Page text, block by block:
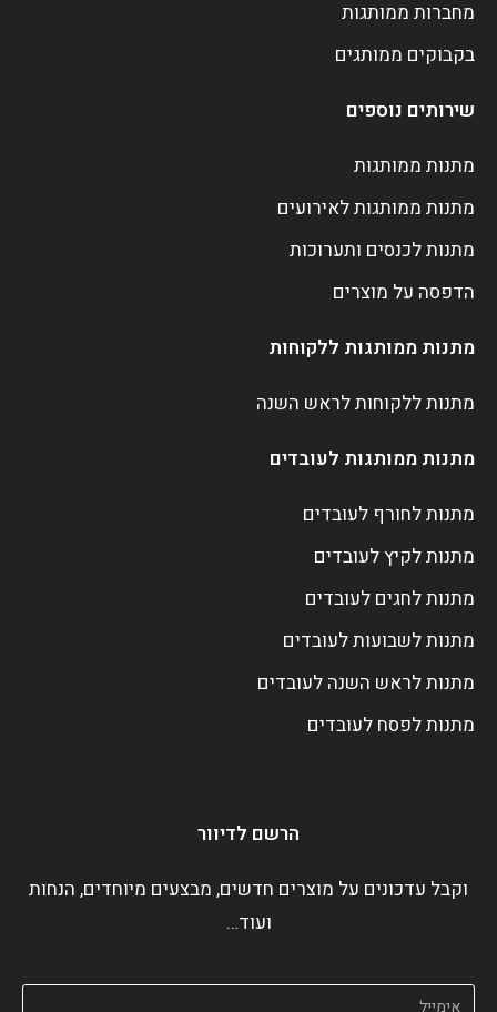
מחברות ממותגות
בקבוקים ממותגים
שירותים נוספים
מתנות ממותגות
מתנות ממותגות לאירועים
מתנות לכנסים ותערוכות
הדפסה על מוצרים
מתנות ממותגות ללקוחות
מתנות ללקוחות לראש השנה
מתנות ממותגות לעובדים
מתנות לחורף לעובדים
מתנות לקיץ לעובדים
מתנות לחגים לעובדים
מתנות לשבועות לעובדים
מתנות לראש השנה לעובדים
מתנות לפסח לעובדים
הרשם לדיוור
וקבל עדכונים על מוצרים חדשים, מבצעים מיוחדים, הנחות
ועוד…